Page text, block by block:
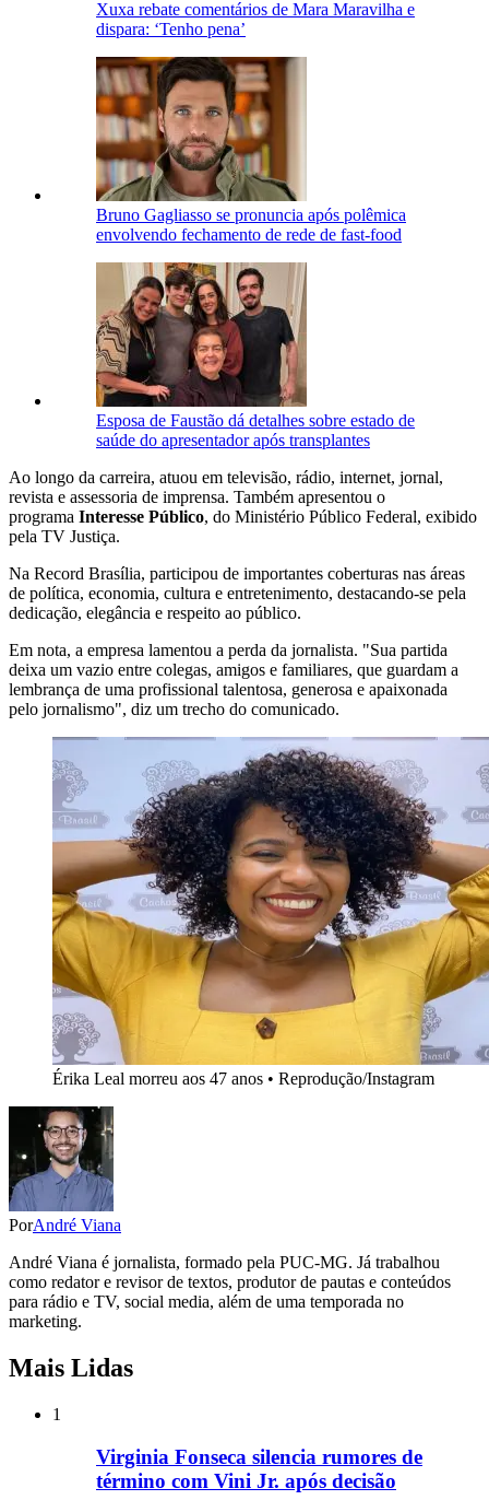
Xuxa rebate comentários de Mara Maravilha e
dispara: ‘Tenho pena’
Bruno Gagliasso se pronuncia após polêmica
envolvendo fechamento de rede de fast-food
Esposa de Faustão dá detalhes sobre estado de
saúde do apresentador após transplantes
Ao longo da carreira, atuou em televisão, rádio, internet, jornal,
revista e assessoria de imprensa. Também apresentou o
programa Interesse Público, do Ministério Público Federal, exibido
pela TV Justiça.
Na Record Brasília, participou de importantes coberturas nas áreas
de política, economia, cultura e entretenimento, destacando-se pela
dedicação, elegância e respeito ao público.
Em nota, a empresa lamentou a perda da jornalista. "Sua partida
deixa um vazio entre colegas, amigos e familiares, que guardam a
lembrança de uma profissional talentosa, generosa e apaixonada
pelo jornalismo", diz um trecho do comunicado.
Érika Leal morreu aos 47 anos • Reprodução/Instagram
PorAndré Viana
André Viana é jornalista, formado pela PUC-MG. Já trabalhou
como redator e revisor de textos, produtor de pautas e conteúdos
para rádio e TV, social media, além de uma temporada no
marketing.
Mais Lidas
1
Virginia Fonseca silencia rumores de
término com Vini Jr. após decisão